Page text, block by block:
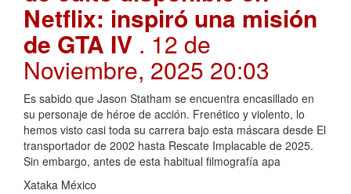
Netflix: inspiró una misión
de GTA IV . 12 de
Noviembre, 2025 20:03
Es sabido que Jason Statham se encuentra encasillado en
su personaje de héroe de acción. Frenético y violento, lo
hemos visto casi toda su carrera bajo esta máscara desde El
transportador de 2002 hasta Rescate Implacable de 2025.
Sin embargo, antes de esta habitual filmografía apa
Xataka México